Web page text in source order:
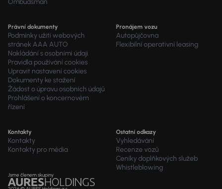
Ombudsman
Právní dokumenty
Podmínky užití webových
stránek AAA AUTO
Nakládání s osobními údaji
Pravidla používání cookies
Upravit nastavení cookies
Dokumenty ke stažení
Žádost o úpravu osobních údajů
Prohlášení o koncernovém
řízení
Pronájem vozu
Autopůjčovna
Flexibilní operativní leasing
Kontakty
Kontakty
Kontakty pro média
Ostatní odkazy
Vyhledávání
Recenze vozů
Ceníky doplňkových služeb
Whistleblowing
Jsme členem skupiny